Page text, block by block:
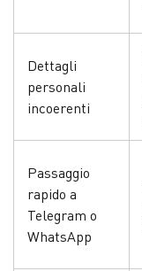
Dettagli
personali
incoerenti
Passaggio
rapido a
Telegram o
WhatsApp